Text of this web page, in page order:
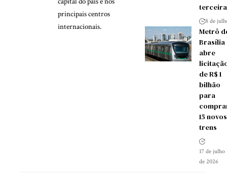
principais centros
internacionais.
8 de
Metrô
Brasília
abre
de R$ 1
bilhão
para
15 novos
trens
17 de julho
de 2026